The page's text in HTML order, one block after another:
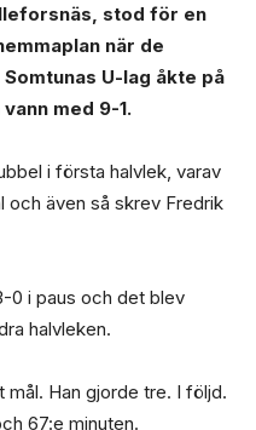
stod för en
när de
U-lag åkte på
med 9-1.
i första halvlek, varav
och även så skrev Fredrik
0 i paus och det blev
halvleken.
mål. Han gjorde tre. I följd.
67:e minuten.